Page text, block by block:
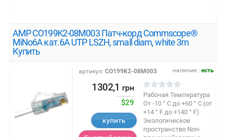
AMP CO199K2-08M003 Патч-корд Commscope®
MiNo6A кат.6A UTP LSZH, small diam, white 3m
Купить
наличие :есть
артикул: CO199K2-08M003
1302,1 грн
$29
купить
Рабочая Температура
От -10 ° C до +60 ° C (от
+14 ° F до +140 ° F)
Экологическое
пространство Non-